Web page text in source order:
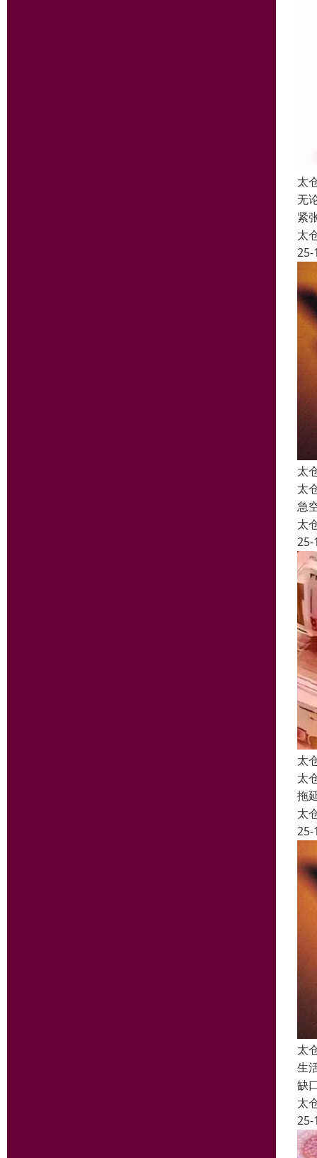
太
无
紧
太
25-
太
太
急
太
25-
太
太
拖
太
25-
太
生
缺
太
25-